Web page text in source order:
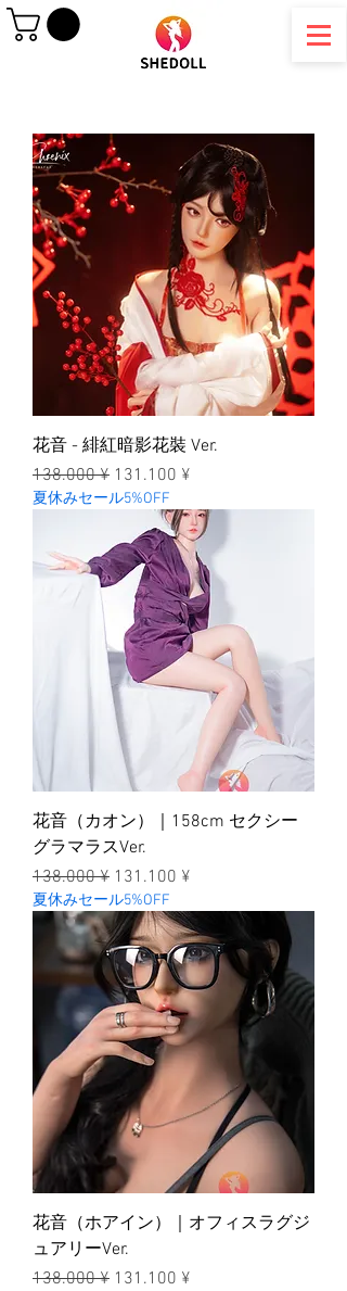
花音 - 緋紅暗影花裝 Ver.
一般價格
138.000 ¥ 促銷價格
131.100 ¥
夏休みセール5%OFF
花音（カオン）｜158cm セクシー
グラマラスVer.
一般價格
138.000 ¥ 促銷價格
131.100 ¥
夏休みセール5%OFF
花音（ホアイン）｜オフィスラグジ
ュアリーVer.
一般價格
138.000 ¥ 促銷價格
131.100 ¥